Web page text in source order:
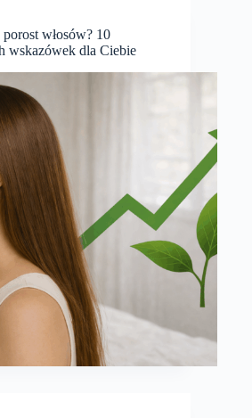
włosów? 10
wskazówek dla Ciebie